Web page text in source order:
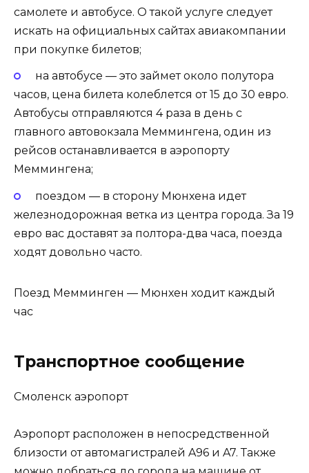
самолете и автобусе. О такой услуге следует
искать на официальных сайтах авиакомпании
при покупке билетов;
на автобусе — это займет около полутора
часов, цена билета колеблется от 15 до 30 евро.
Автобусы отправляются 4 раза в день с
главного автовокзала Меммингена, один из
рейсов останавливается в аэропорту
Меммингена;
поездом — в сторону Мюнхена идет
железнодорожная ветка из центра города. За 19
евро вас доставят за полтора-два часа, поезда
ходят довольно часто.
Поезд Мемминген — Мюнхен ходит каждый
час
Транспортное сообщение
Смоленск аэропорт
Аэропорт расположен в непосредственной
близости от автомагистралей A96 и A7. Также